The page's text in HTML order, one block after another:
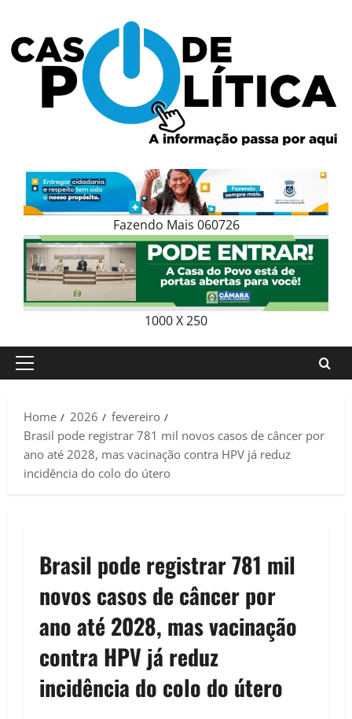
content
Fazendo Mais 060726
1000 X 250
Primary
Home
2026
fevereiro
Brasil pode registrar 781 mil novos casos de câncer por
ano até 2028, mas vacinação contra HPV já reduz
incidência do colo do útero
Brasil pode registrar 781 mil
novos casos de câncer por
ano até 2028, mas vacinação
contra HPV já reduz
incidência do colo do útero